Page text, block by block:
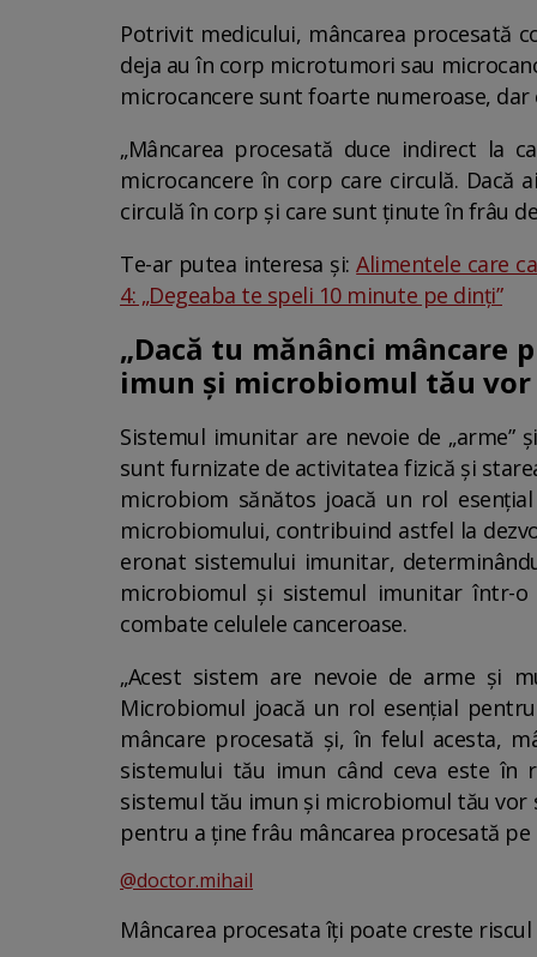
Potrivit medicului, mâncarea procesată
deja au în corp microtumori sau
microcancere sunt foarte numeroase,
„Mâncarea procesată duce indirect la
microcancere în corp care circulă.
circulă în corp și care sunt ținute în frâu
Te-ar putea interesa și:Alimentele care
4: „Degeaba te speli 10 minute pe dinți”
„Dacă tu mănânci
imun și microbiomul tău
Sistemul imunitar are nevoie de „arme”
sunt furnizate de activitatea fizică și
microbiom sănătos joacă un rol
microbiomului, contribuind astfel la
eronat sistemului imunitar,
microbiomul și sistemul imunitar într-o
combate celulele canceroase.
„Acest sistem are nevoie de arme și
Microbiomul joacă un rol esențial
mâncare procesată și, în felul acesta,
sistemului tău imun când ceva este în
sistemul tău imun și microbiomul tău vor
pentru a ține frâu mâncarea procesată
@doctor.mihail
Mâncarea procesata îți poate creste riscul